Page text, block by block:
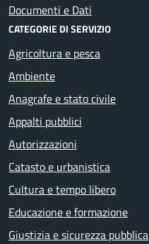
Documenti e Dati
CATEGORIE DI SERVIZIO
Agricoltura e pesca
Ambiente
Anagrafe e stato civile
Appalti pubblici
Autorizzazioni
Catasto e urbanistica
Cultura e tempo libero
Educazione e formazione
Giustizia e sicurezza pubblica